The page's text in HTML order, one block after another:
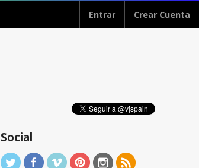
Entrar Crear Cuenta
Social